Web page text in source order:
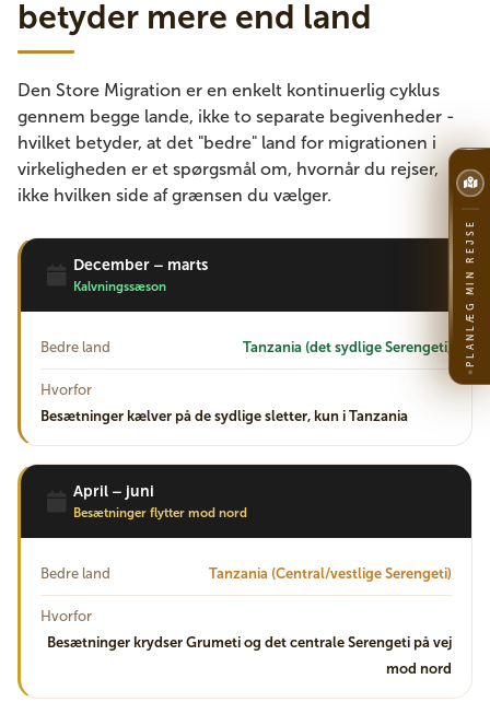
betyder mere end land
Den Store Migration er en enkelt kontinuerlig cyklus
gennem begge lande, ikke to separate begivenheder -
hvilket betyder, at det "bedre" land for migrationen i
virkeligheden er et spørgsmål om, hvornår du rejser,
ikke hvilken side af grænsen du vælger.
December – marts
Kalvningssæson
Bedre land Tanzania (det sydlige Serengeti)
Hvorfor
Besætninger kælver på de sydlige sletter, kun i Tanzania
April – juni
Besætninger flytter mod nord
Bedre land Tanzania (Central/vestlige Serengeti)
Hvorfor
Besætninger krydser Grumeti og det centrale Serengeti på vej
mod nord
PLANLÆG MIN REJSE